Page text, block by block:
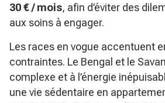
30 € / mois, afin d’éviter des
aux soins à engager.
Les races en vogue accentuent
contraintes. Le Bengal et le
complexe et à l’énergie
une vie sédentaire en